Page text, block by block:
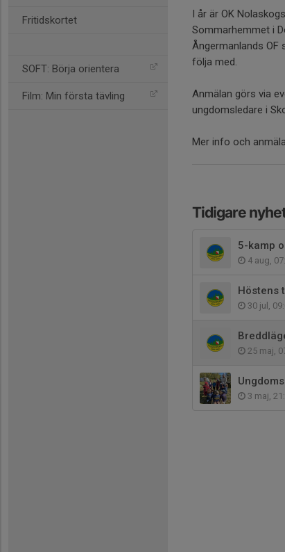
Fritidskortet
SOFT: Börja orientera
Film: Min första tävling
I år är OK
Sommarhemmet i
Ångermanlands
följa med.
Anmälan görs via
ungdomsledare i
Mer info och
Tidigare
5-kamp
4 aug,
Höstens
30 jul,
25 maj,
3 maj,